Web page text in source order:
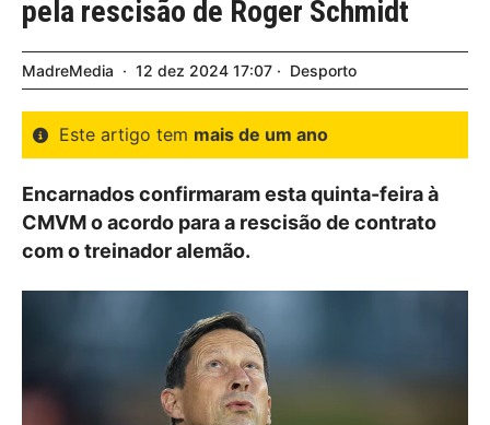
pela rescisão de Roger Schmidt
MadreMedia 12 dez 2024 17:07 Desporto
Este artigo tem mais de um ano
Encarnados confirmaram esta quinta-feira à
CMVM o acordo para a rescisão de contrato
com o treinador alemão.